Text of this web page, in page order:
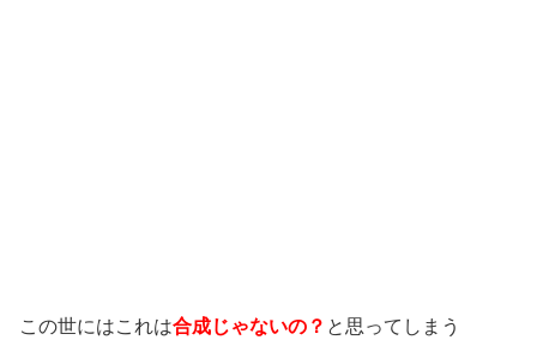
この世にはこれは合成じゃないの？ と思ってしまう